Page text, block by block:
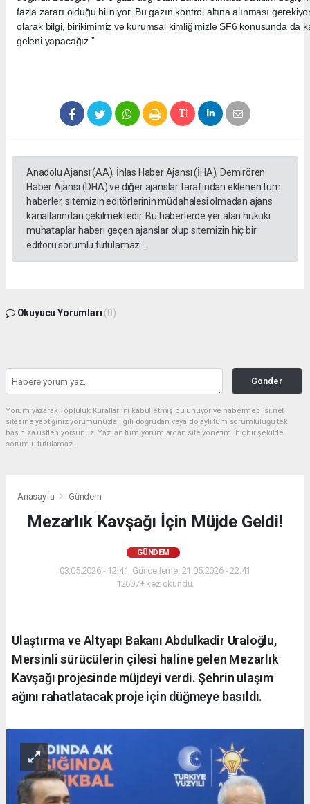
fazla zararı olduğu biliniyor. Bu gazın kontrol altına alınması
olarak bilgi, birikimimiz ve kurumsal kimliğimizle SF6 konusunda da
geleni yapacağız.”
Anadolu Ajansı (AA), İhlas Haber Ajansı (İHA), Demirören
Haber Ajansı (DHA) ve diğer ajanslar tarafından eklenen tüm
haberler, sitemizin editörlerinin müdahalesi olmadan ajans
kanallarından çekilmektedir. Bu haberlerde yer alan hukuki
muhataplar haberi geçen ajanslar olup sitemizin hiç bir
editörü sorumlu tutulamaz...
Okuyucu Yorumları (0)
Gönder
Yorum yazarak Topluluk Kuralları’nı kabul etmiş bulunuyor ve habermeclisi.net
sitesine yaptığınız yorumunuzla ilgili doğrudan veya dolaylı tüm sorumluluğu tek
başınıza üstleniyorsunuz. Yazılan tüm yorumlardan site yönetimi hiçbir şekilde
sorumlu tutulamaz.
Anasayfa Gündem
Mezarlık Kavşağı İçin Müjde Geldi!
GÜNDEM
03.05.2026 - 12:41, Güncelleme: 21.05.2026 - 22:41
12607+ kez okundu.
Ulaştırma ve Altyapı Bakanı Abdulkadir Uraloğlu,
Mersinli sürücülerin çilesi haline gelen Mezarlık
Kavşağı projesinde müjdeyi verdi. Şehrin ulaşım
ağını rahatlatacak proje için düğmeye basıldı.